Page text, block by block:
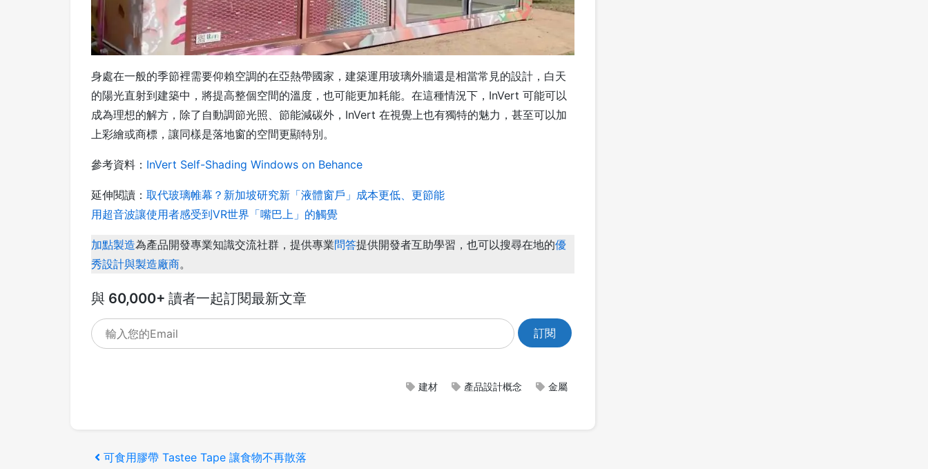
身處在一般的季節裡需要仰賴空調的在亞熱帶國家，建築運用玻璃外牆還是相當常見的設計，白天
的陽光直射到建築中，將提高整個空間的溫度，也可能更加耗能。在這種情況下，InVert 可能可以
成為理想的解方，除了自動調節光照、節能減碳外，InVert 在視覺上也有獨特的魅力，甚至可以加
上彩繪或商標，讓同樣是落地窗的空間更顯特別。
參考資料： InVert Self-Shading Windows on Behance
延伸閱讀： 取代玻璃帷幕？新加坡研究新「液體窗戶」成本更低、更節能
用超音波讓使用者感受到VR世界「嘴巴上」的觸覺
加點製造為產品開發專業知識交流社群，提供專業問答提供開發者互助學習，也可以搜尋在地的優
秀設計與製造廠商。
與 60,000+ 讀者一起訂閱最新文章
建材 產品設計概念 金屬
上
可食用膠帶 Tastee Tape 讓食物不再散落